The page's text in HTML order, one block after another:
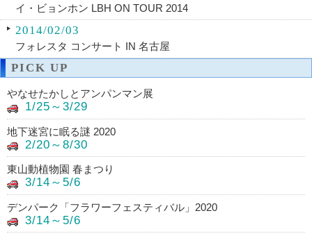
イ・ビョンホン LBH ON TOUR 2014
2014/02/03
フォレスタ コンサート IN 名古屋
PICK UP
やなせたかしとアンパンマン展
1/25～3/29
地下迷宮に眠る謎 2020
2/20～8/30
東山動植物園 春まつり
3/14～5/6
デンパーク「フラワーフェスティバル」2020
3/14～5/6